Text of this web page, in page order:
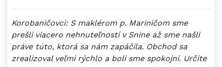
Korobaničovci: S maklérom p. Mariničom sme
prešli viacero nehnuteľností v Snine až sme našli
práve túto, ktorá sa nám zapáčila. Obchod sa
zrealizoval veľmi rýchlo a boli sme spokojní. Určite